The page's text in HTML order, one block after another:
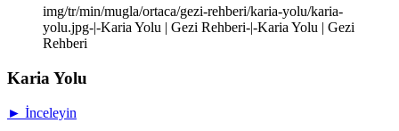
img/tr/min/mugla/ortaca/gezi-rehberi/karia-yolu/karia-
yolu.jpg-|-Karia Yolu | Gezi Rehberi-|-Karia Yolu | Gezi
Rehberi
Karia Yolu
► İnceleyin